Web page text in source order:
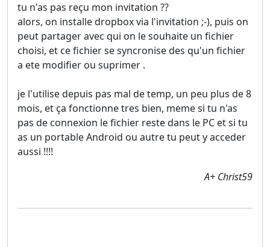
tu n'as pas reçu mon invitation ??
alors, on installe dropbox via l'invitation ;-), puis on
peut partager avec qui on le souhaite un fichier
choisi, et ce fichier se syncronise des qu'un fichier
a ete modifier ou suprimer .
je l'utilise depuis pas mal de temp, un peu plus de 8
mois, et ça fonctionne tres bien, meme si tu n'as
pas de connexion le fichier reste dans le PC et si tu
as un portable Android ou autre tu peut y acceder
aussi !!!!
A+ Christ59